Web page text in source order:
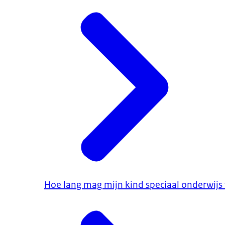
Hoe lang mag mijn kind speciaal onderwijs